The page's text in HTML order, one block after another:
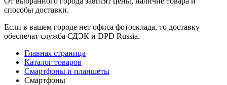
способы доставки.
Если в вашем городе нет офиса фотосклада, то доставку
обеспечат служба СДЭК и DPD Russia.
Главная страница
Каталог товаров
Смартфоны и планшеты
Смартфоны